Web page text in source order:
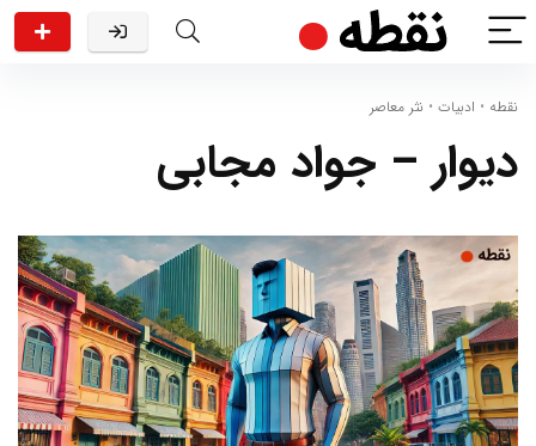
نقطه • ادبیات • نثر معاصر
دیوار – جواد مجابی